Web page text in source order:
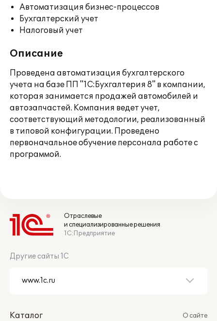
Автоматизация бизнес-процессов
Бухгалтерский учет
Налоговый учет
Описание
Проведена автоматизация бухгалтерского
учета на базе ПП "1С:Бухгалтерия 8" в компании,
которая занимается продажей автомобилей и
автозапчастей. Компания ведет учет,
соответствующий методологии, реализованный
в типовой конфигурации. Проведено
первоначальное обучение персонала работе с
программой.
Отраслевые
и специализированные решения
1С:Предприятие
Другие сайты 1С
Каталог
О сайте